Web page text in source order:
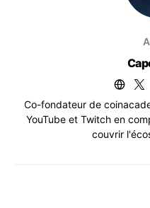
Co-fondateur de
YouTube et Twitch en
couvrir